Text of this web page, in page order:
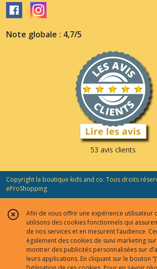
Note globale : 4,7/5
53 avis clients
Copyright la boutique kids and co. Tous droits
eProShopping
Afin de vous offrir une expérience utilisateur
utilisons des cookies fonctionnels qui
de nos services et en mesurent l’audience.
également des cookies de suivi marketing
montrer des publicités personnalisées sur
leurs applications. En cliquant sur le bouton